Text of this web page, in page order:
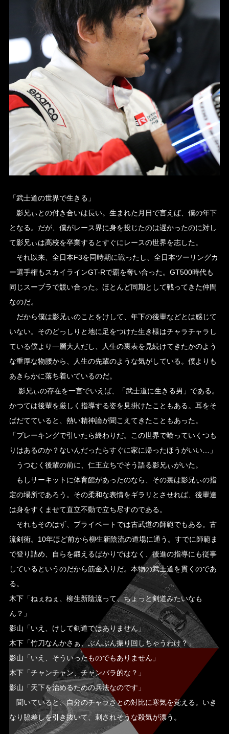
「武士道の世界で生きる」
影兄ぃとの付き合いは長い。生まれた月日で言えば、僕の年下
となる。だが、僕がレース界に身を投じたのは遅かったのに対し
て影兄ぃは高校を卒業するとすぐにレースの世界を志した。
それ以来、全日本F3を同時期に戦ったし、全日本ツーリングカ
ー選手権もスカイラインGT-Rで覇を奪い合った。GT500時代も
同じスープラで競い合った。ほとんど同期として戦ってきた仲間
なのだ。
だから僕は影兄ぃのことをけして、年下の後輩などとは感じて
いない。そのどっしりと地に足をつけた生き様はチャラチャラし
ている僕より一層大人だし、人生の裏表を見続けてきたかのよう
な重厚な物腰から、人生の先輩のような気がしている。僕よりも
あきらかに落ち着いているのだ。
影兄ぃの存在を一言でいえば、「武士道に生きる男」である。
かつては後輩を厳しく指導する姿を見掛けたこともある。耳をそ
ばだてていると、熱い精神論が聞こえてきたこともあった。
「ブレーキングで引いたら終わりだ。この世界で喰っていくつも
りはあるのか？ないんだったらすぐに家に帰ったほうがいい…」
うつむく後輩の前に、仁王立ちでそう語る影兄ぃがいた。
もしサーキットに体育館があったのなら、その裏は影兄ぃの指
定の場所であろう。その柔和な表情をギラリとさせれば、後輩達
は身をすくませて直立不動で立ち尽すのである。
それもそのはず、プライベートでは古武道の師範でもある。古
流剣術。10年ほど前から柳生新陰流の道場に通う。すでに師範ま
で登り詰め、自らを鍛えるばかりではなく、後進の指導にも従事
しているというのだから筋金入りだ。本物の武士道を貫くのであ
る。
木下「ねぇねぇ、柳生新陰流って、ちょっと剣道みたいなも
ん？」
影山「いえ、けして剣道ではありません」
木下「竹刀なんかさぁ、ぶんぶん振り回しちゃうわけ？」
影山「いえ、そういったものでもありません」
木下「チャンチャン、チャンバラ的な？」
影山「天下を治めるための兵法なのです」
聞いていると、自分のチャラさとの対比に寒気を覚える。いき
なり脇差しを引き抜いて、刺されそうな殺気が漂う。